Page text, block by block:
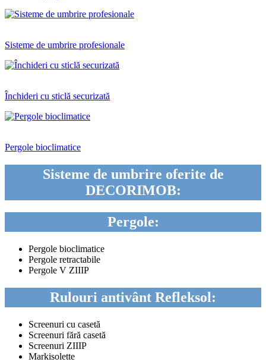
Sisteme de umbrire profesionale
Închideri cu sticlă securizată
Pergole bioclimatice
Sisteme de umbrire oferite de
DECORIMOB:
Pergole:
Pergole bioclimatice
Pergole retractabile
Pergole V ZIIIP
Rulouri antivânt Refleksol:
Screenuri cu casetă
Screenuri fără casetă
Screenuri ZIIIP
Markisolette